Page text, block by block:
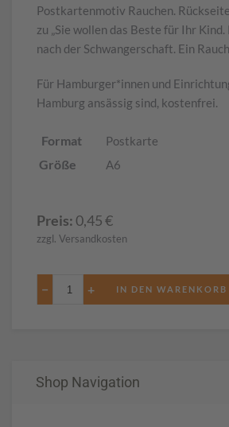
Postkartenmotiv Rauchen.
zu „Sie wollen das Beste für Ihr
nach der Schwangerschaft. Ein
Für Hamburger*innen und
Hamburg ansässig sind, kostenfrei.
Format Postkarte
Größe A6
Preis: 0,45€
zzgl. Versandkosten
− +
Shop Navigation